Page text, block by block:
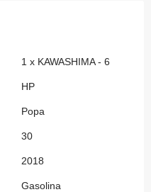
1 x KAWASHIMA - 6
HP
Popa
30
2018
Gasolina